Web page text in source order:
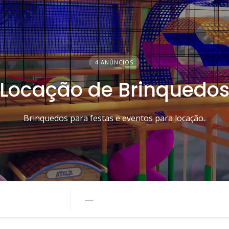
4 ANÚNCIOS
de Brinquedos
Brinquedos para festas e eventos para locação.
—